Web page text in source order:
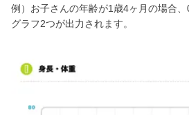
例）お子さんの年齢が1歳4ヶ月の場合
グラフ2つが出力されます。